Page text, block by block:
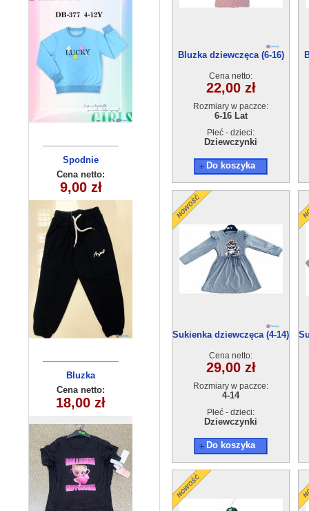
Spodnie
dziecięce
(1-4) 4szt
Cena netto:
9,00 zł
Bluzka
dziewczęca
270625-3(4-14)
6szt
Cena netto:
18,00 zł
Bluzka
dziecięca
YL-870A1 (8-16)
Cena netto:
12,00 zł
Bluza
dziecięca
290525-BB505
(8-16) 10szt
Cena netto:
22,00 zł
Bluzka dziewczęca (6-16)
Cena netto:
22,00 zł
Rozmiary w paczce:
6-16 Lat
Płeć - dzieci:
Dziewczynki
Do koszyka
Sukienka dziewczęca (4-14)
Cena netto:
29,00 zł
Rozmiary w paczce:
4-14
Płeć - dzieci:
Dziewczynki
Do koszyka